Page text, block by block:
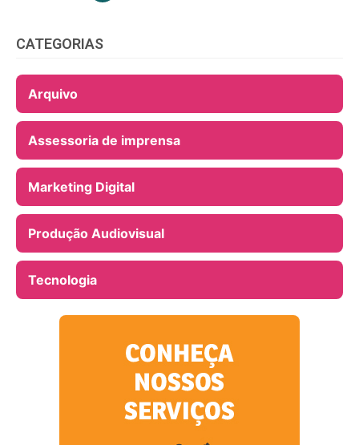
CATEGORIAS
Arquivo
Assessoria de imprensa
Marketing Digital
Produção Audiovisual
Tecnologia